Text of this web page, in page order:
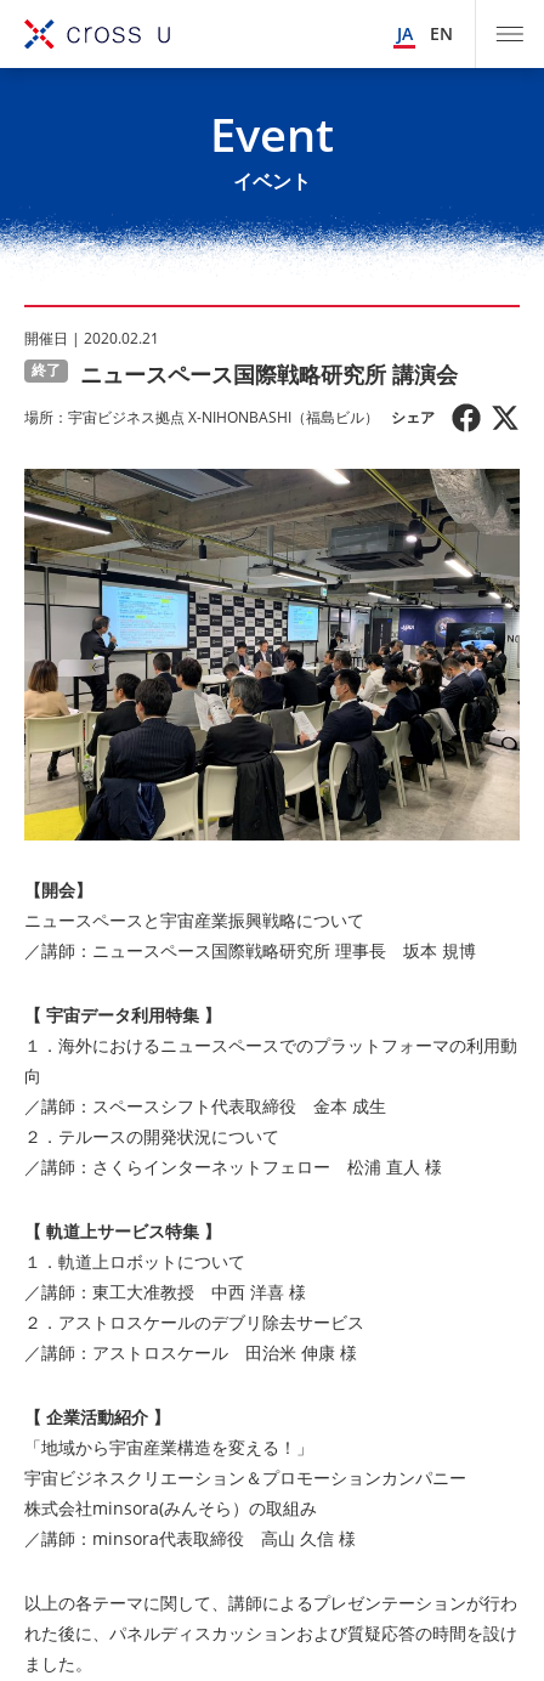
JA EN
Event
イベント
開催⽇ | 2020.02.21
終了
ニュースペース国際戦略研究所 講演会
場所：宇宙ビジネス拠点 X-NIHONBASHI（福島ビル）
【開会】
ニュースペースと宇宙産業振興戦略について
／講師：ニュースペース国際戦略研究所 理事長 坂本 規博
【 宇宙データ利用特集 】
１．海外におけるニュースペースでのプラットフォーマの利用動
向
／講師： スペースシフト代表取締役 金本 成生
２．テルースの開発状況について
／講師： さくらインターネットフェロー 松浦 直人 様
【 軌道上サービス特集 】
１．軌道上ロボットについて
／講師：東工大准教授 中西 洋喜 様
２．アストロスケールのデブリ除去サービス
／講師：アストロスケール 田治米 伸康 様
【 企業活動紹介 】
「地域から宇宙産業構造を変える！」
宇宙ビジネスクリエーション＆プロモーションカンパニー
株式会社minsora(みんそら）の取組み
／講師：minsora代表取締役 高山 久信 様
以上の各テーマに関して、講師によるプレゼンテーションが行わ
れた後に、パネルディスカッションおよび質疑応答の時間を設け
ました。